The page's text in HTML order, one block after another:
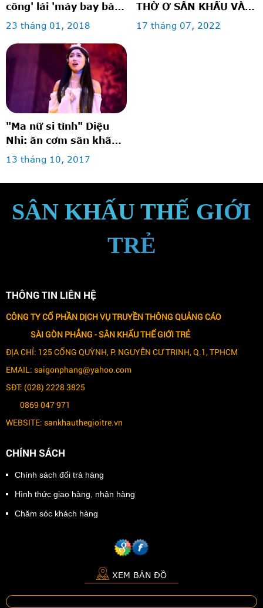
công' lái 'máy bay bà
già' Thu Trang
23 tháng 01, 2018
THỜ Ơ SÂN KHẤU VÀ
RẠP PHIM
17 tháng 07, 2022
"Ma nữ si tình" Diệu
Nhi: ăn cơm sân khấu
để diễn bi hài
13 tháng 10, 2017
SÂN KHẤU THẾ GIỚI
TRẺ
THÔNG TIN LIÊN HỆ
CÔNG TY CỔ PHẦN DỊCH VỤ TRUYỀN THÔNG QUẢNG CÁO
SÀI GÒN PHẲNG -SÂN KHẤU THẾ GIỚI TRẺ
ĐỊA CHỈ: 125 CỐNG QUỲNH, P. NGUYỄN CƯ TRINH, Q.1, TPHCM
EMAIL: saigonphang@yahoo.com
SĐT: (028) 2228 3825
0869 047 971
WEBSITE: sankhauthegioitre.vn
CHÍNH SÁCH
Chính sách đổi trả hàng
Hình thức giao hàng, nhận hàng
Chăm sóc khách hàng
XEM BẢN ĐỒ